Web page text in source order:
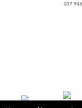
037